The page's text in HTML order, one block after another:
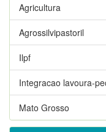
Agricultura
Agrossilvipastoril
Ilpf
Integracao lavoura-
Mato Grosso